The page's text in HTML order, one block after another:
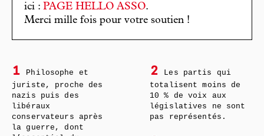
ici : PAGE HELLO ASSO.
Merci mille fois pour votre soutien !
1
Philosophe et
juriste, proche des
nazis puis des
libéraux
conservateurs après
la guerre, dont
2
Les partis qui
totalisent moins de
10 % de voix aux
législatives ne sont
pas représentés.